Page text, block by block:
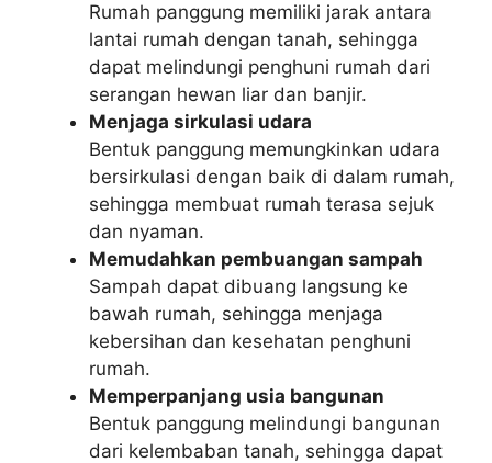
Rumah panggung memiliki jarak antara
lantai rumah dengan tanah, sehingga
dapat melindungi penghuni rumah dari
serangan hewan liar dan banjir.
Menjaga sirkulasi udara
Bentuk panggung memungkinkan udara
bersirkulasi dengan baik di dalam rumah,
sehingga membuat rumah terasa sejuk
dan nyaman.
Memudahkan pembuangan sampah
Sampah dapat dibuang langsung ke
bawah rumah, sehingga menjaga
kebersihan dan kesehatan penghuni
rumah.
Memperpanjang usia bangunan
Bentuk panggung melindungi bangunan
dari kelembaban tanah, sehingga dapat